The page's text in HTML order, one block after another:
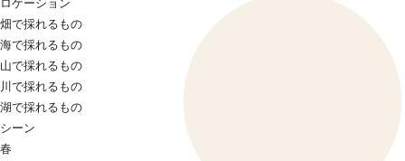
ロケーション
畑で採れるもの
海で採れるもの
山で採れるもの
川で採れるもの
湖で採れるもの
シーン
春